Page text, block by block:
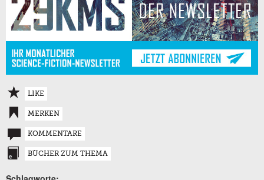
LIKE
MERKEN
KOMMENTARE
BÜCHER ZUM THEMA